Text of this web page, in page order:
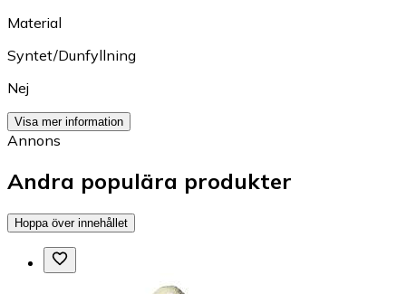
Material
Syntet/Dunfyllning
Nej
Visa mer information
Annons
Andra populära produkter
Hoppa över innehållet